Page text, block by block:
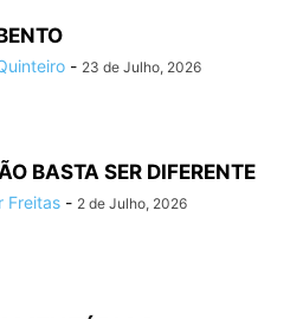
- 23 de Julho, 2026
BASTA SER DIFERENTE
Freitas - 2 de Julho, 2026